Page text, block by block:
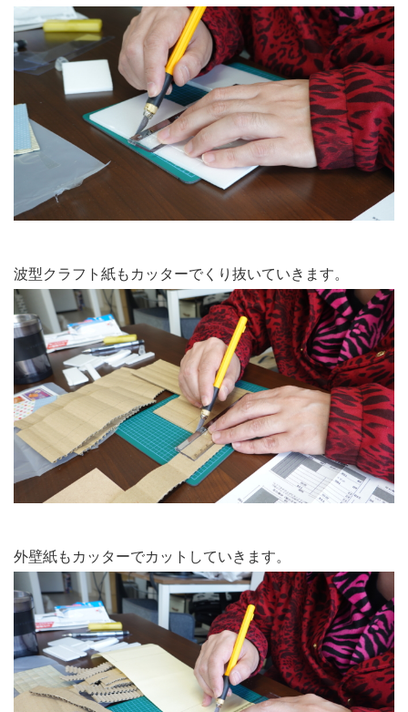
波型クラフト紙もカッターでくり抜いていきます。
外壁紙もカッターでカットしていきます。